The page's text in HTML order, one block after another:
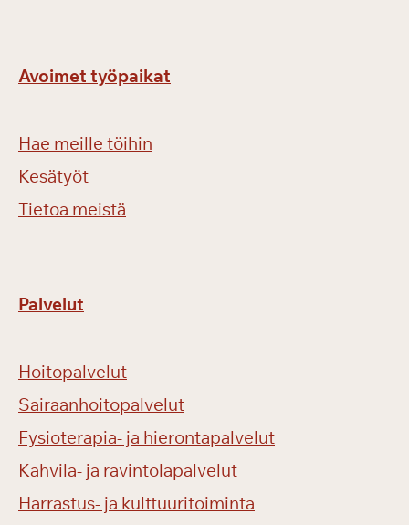
Avoimet työpaikat
Hae meille töihin
Kesätyöt
Tietoa meistä
Palvelut
Hoitopalvelut
Sairaanhoitopalvelut
Fysioterapia- ja hierontapalvelut
Kahvila- ja ravintolapalvelut
Harrastus- ja kulttuuritoiminta